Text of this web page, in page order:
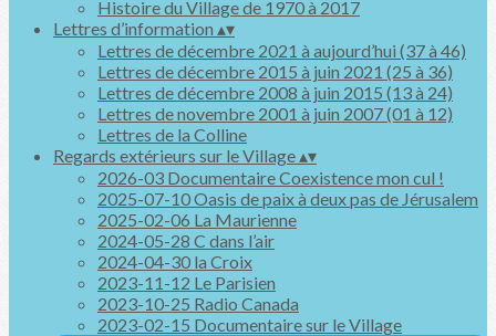
Histoire du Village de 1970 à 2017
Lettres d’information ▴▾
Lettres de décembre 2021 à aujourd’hui (37 à 46)
Lettres de décembre 2015 à juin 2021 (25 à 36)
Lettres de décembre 2008 à juin 2015 (13 à 24)
Lettres de novembre 2001 à juin 2007 (01 à 12)
Lettres de la Colline
Regards extérieurs sur le Village▴▾
2026-03 Documentaire Coexistence mon cul !
2025-07-10 Oasis de paix à deux pas de Jérusalem
2025-02-06 La Maurienne
2024-05-28 C dans l’air
2024-04-30 la Croix
2023-11-12 Le Parisien
2023-10-25 Radio Canada
2023-02-15 Documentaire sur le Village